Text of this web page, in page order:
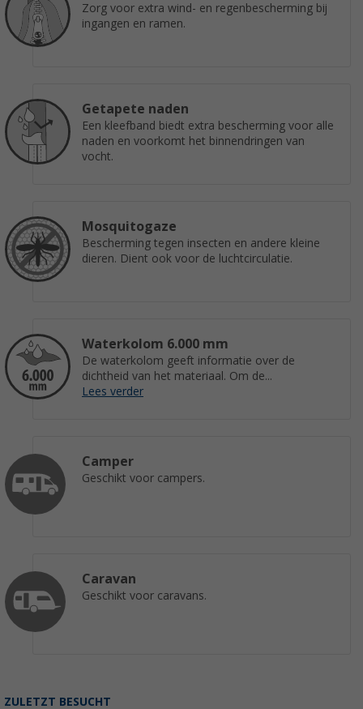
Zorg voor extra wind- en regenbescherming bij
ingangen en ramen.
Getapete naden
Een kleefband biedt extra bescherming voor alle
naden en voorkomt het binnendringen van
vocht.
Mosquitogaze
Bescherming tegen insecten en andere kleine
dieren. Dient ook voor de luchtcirculatie.
Waterkolom 6.000 mm
De waterkolom geeft informatie over de
dichtheid van het materiaal. Om de...
Lees verder
Camper
Geschikt voor campers.
Caravan
Geschikt voor caravans.
ZULETZT BESUCHT